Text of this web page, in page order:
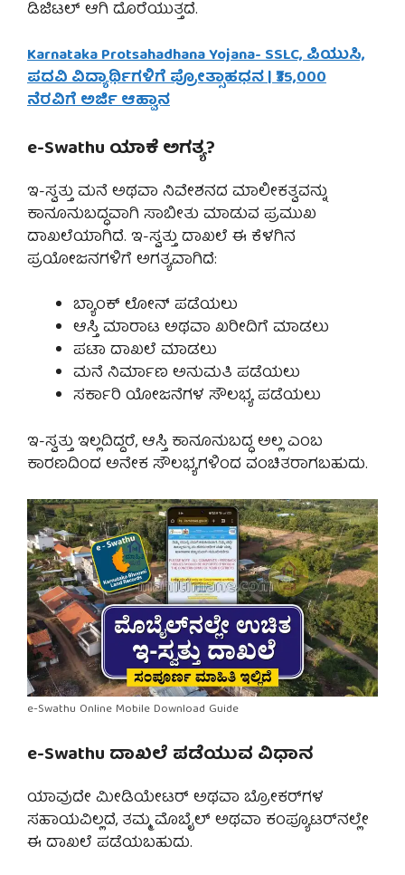
ಡಿಜಿಟಲ್ ಆಗಿ ದೊರೆಯುತ್ತದೆ.
Karnataka Protsahadhana Yojana- SSLC, ಪಿಯುಸಿ,
ಪದವಿ ವಿದ್ಯಾರ್ಥಿಗಳಿಗೆ ಪ್ರೋತ್ಸಾಹಧನ | ₹35,000
ನೆರವಿಗೆ ಅರ್ಜಿ ಆಹ್ವಾನ
e-Swathu ಯಾಕೆ ಅಗತ್ಯ?
ಇ-ಸ್ವತ್ತು ಮನೆ ಅಥವಾ ನಿವೇಶನದ ಮಾಲೀಕತ್ವವನ್ನು
ಕಾನೂನುಬದ್ಧವಾಗಿ ಸಾಬೀತು ಮಾಡುವ ಪ್ರಮುಖ
ದಾಖಲೆಯಾಗಿದೆ. ಇ-ಸ್ವತ್ತು ದಾಖಲೆ ಈ ಕೆಳಗಿನ
ಪ್ರಯೋಜನಗಳಿಗೆ ಅಗತ್ಯವಾಗಿದೆ:
ಬ್ಯಾಂಕ್ ಲೋನ್ ಪಡೆಯಲು
ಆಸ್ತಿ ಮಾರಾಟ ಅಥವಾ ಖರೀದಿಗೆ ಮಾಡಲು
ಪಟಾ ದಾಖಲೆ ಮಾಡಲು
ಮನೆ ನಿರ್ಮಾಣ ಅನುಮತಿ ಪಡೆಯಲು
ಸರ್ಕಾರಿ ಯೋಜನೆಗಳ ಸೌಲಭ್ಯ ಪಡೆಯಲು
ಇ-ಸ್ವತ್ತು ಇಲ್ಲದಿದ್ದರೆ, ಆಸ್ತಿ ಕಾನೂನುಬದ್ಧ ಅಲ್ಲ ಎಂಬ
ಕಾರಣದಿಂದ ಅನೇಕ ಸೌಲಭ್ಯಗಳಿಂದ ವಂಚಿತರಾಗಬಹುದು.
e-Swathu Online Mobile Download Guide
e-Swathu ದಾಖಲೆ ಪಡೆಯುವ ವಿಧಾನ
ಯಾವುದೇ ಮೀಡಿಯೇಟರ್ ಅಥವಾ ಬ್ರೋಕರ್‌ಗಳ
ಸಹಾಯವಿಲ್ಲದೆ, ತಮ್ಮ ಮೊಬೈಲ್ ಅಥವಾ ಕಂಪ್ಯೂಟರ್‌ನಲ್ಲೇ
ಈ ದಾಖಲೆ ಪಡೆಯಬಹುದು.